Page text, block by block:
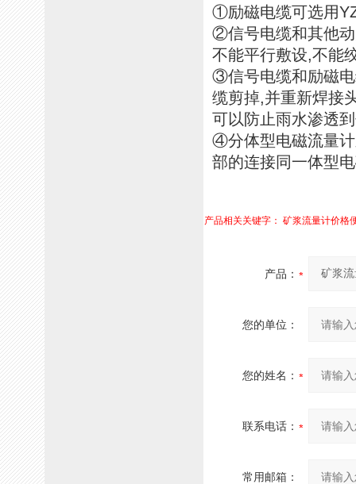
①励磁电缆可选用
②信号电缆和其他
不能平行敷设,不能
③信号电缆和励磁
缆剪掉,并重新焊接
可以防止雨水渗透
④分体型电磁流量
部的连接同一体型
产品相关关键字： 矿浆流量计价格
产品：
您的单位：
您的姓名：
联系电话：
常用邮箱：